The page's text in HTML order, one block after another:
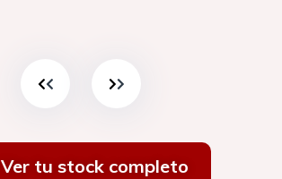
Ver tu stock completo